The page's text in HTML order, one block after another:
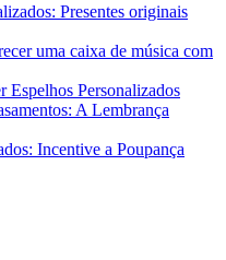
Presentes originais
uma caixa de música com
Espelhos Personalizados
A Lembrança
Incentive a Poupança